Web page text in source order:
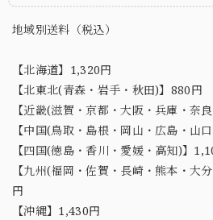
地域別送料（税込）
【北海道】1,320円
【北東北(青森・岩手・秋田)】880円
【近畿(滋賀・京都・大阪・兵庫・奈
【中国(鳥取・島根・岡山・広島・山
【四国(徳島・香川・愛媛・高知)】
【九州(福岡・佐賀・長崎・熊本・大
円
【沖縄】1,430円